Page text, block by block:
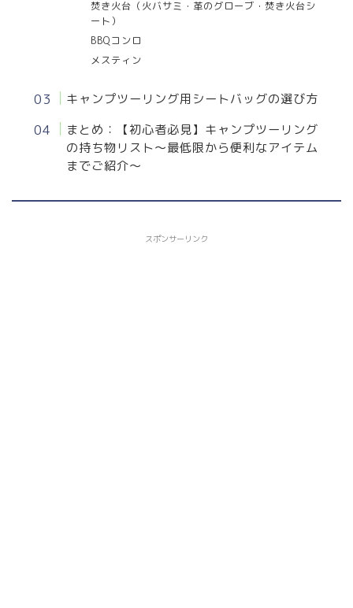
焚き火台（火バサミ・革のグローブ・焚き火台シ
ート）
BBQコンロ
メスティン
キャンプツーリング用シートバッグの選び方
まとめ：【初心者必見】キャンプツーリング
の持ち物リスト〜最低限から便利なアイテム
までご紹介〜
スポンサーリンク